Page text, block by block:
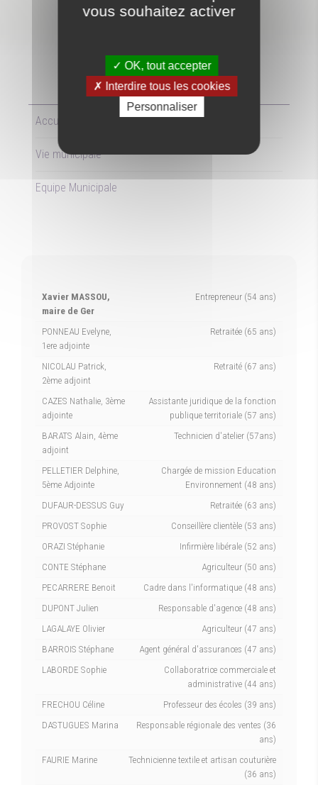
EQUIPE MUNICIPALE
Accueil
Vie municipale
Equipe Municipale
Xavier MASSOU,
maire de Ger
Entrepreneur (54 ans)
PONNEAU Evelyne,
1ere adjointe
Retraitée (65 ans)
NICOLAU Patrick,
2ème adjoint
Retraité (67 ans)
CAZES Nathalie, 3ème
adjointe
Assistante juridique de la fonction
publique territoriale (57 ans)
BARATS Alain, 4ème
adjoint
Technicien d'atelier (57ans)
PELLETIER Delphine,
5ème Adjointe
Chargée de mission Education
Environnement (48 ans)
DUFAUR-DESSUS Guy
Retraitée (63 ans)
PROVOST Sophie
Conseillère clientèle (53 ans)
ORAZI Stéphanie
Infirmière libérale (52 ans)
CONTE Stéphane
Agriculteur (50 ans)
PECARRERE Benoit
Cadre dans l'informatique (48 ans)
DUPONT Julien
Responsable d'agence (48 ans)
LAGALAYE Olivier
Agriculteur (47 ans)
BARROIS Stéphane
Agent général d'assurances (47 ans)
LABORDE Sophie
Collaboratrice commerciale et
administrative (44 ans)
FRECHOU Céline
Professeur des écoles (39 ans)
DASTUGUES Marina
Responsable régionale des ventes (36
ans)
FAURIE Marine
Technicienne textile et artisan couturière
(36 ans)
vous souhaitez activer
OK, tout accepter
Interdire tous les cookies
Personnaliser